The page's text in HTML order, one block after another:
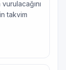
takvim